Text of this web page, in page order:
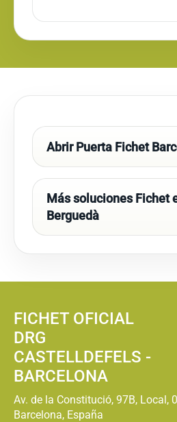
Abrir Puerta Fichet
Más soluciones Fichet
Berguedà
FICHET OFICIAL
DRG
CASTELLDEFELS -
BARCELONA
Av. de la Constitució, 97B, Local,
Barcelona, España